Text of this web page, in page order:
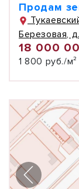
Продам
Березовая,
18 000
1 800 руб./м²